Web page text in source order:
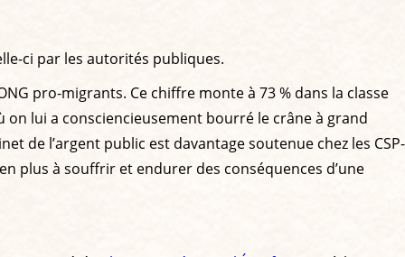
ci par les autorités publiques.
pro-migrants. Ce chiffre monte à 73 % dans la classe
on lui a consciencieusement bourré le crâne à grand
de l’argent public est davantage soutenue chez les CSP-
plus à souffrir et endurer des conséquences d’une